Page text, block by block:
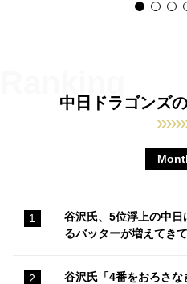
中日ドラゴンズ
谷沢氏、5位浮上の中日
るバッターが増えてきて
谷沢氏「4番をおろさ